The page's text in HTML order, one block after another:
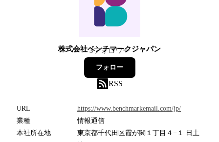
株式会社ベンチマークジャパン
3フォロワー
フォロー
RSS
URL
https://www.benchmarkemail.com/jp/
業種
情報通信
本社所在地
東京都千代田区霞が関１丁目４−１ 日土